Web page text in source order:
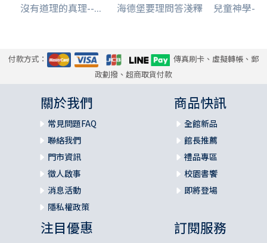
沒有道理的真理--... 海德堡要理問答淺釋 兒童神學--
付款方式：
傳真刷卡、虛擬轉帳、郵
政劃撥、超商取貨付款
關於我們
常見問題FAQ
聯絡我們
門市資訊
徵人啟事
消息活動
隱私權政策
商品快訊
全館新品
館長推薦
禮品專區
校園書饗
即將登場
注目優惠 訂閱服務